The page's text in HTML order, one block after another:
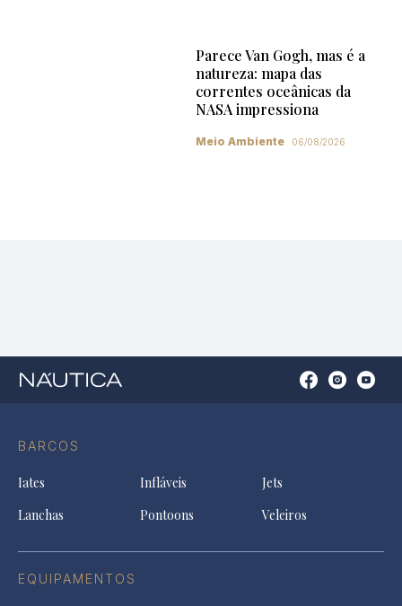
Parece Van Gogh, mas é a
natureza: mapa das
correntes oceânicas da
NASA impressiona
Meio Ambiente 06/08/2026
BARCOS
Iates Infláveis
Jets
Lanchas
Pontoons Veleiros
EQUIPAMENTOS
OpenOpenOpen